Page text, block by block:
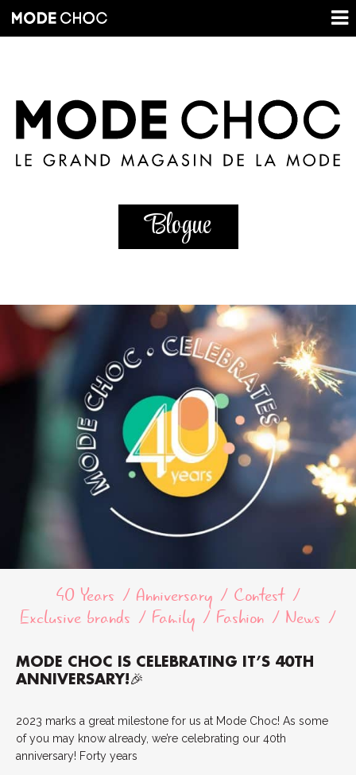
Blogue
40 Years Anniversary
Contest
Exclusive brands
Family Fashion News
MODE CHOC IS CELEBRATING IT’S 40TH
ANNIVERSARY!🎉
2023 marks a great milestone for us at Mode Choc! As some
of you may know already, we’re celebrating our 40th
anniversary! Forty years